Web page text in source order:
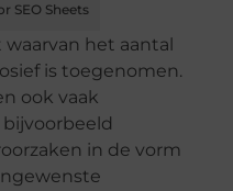
SEO Sheets
het aantal
is toegenomen.
ook vaak
bijvoorbeeld
in de vorm